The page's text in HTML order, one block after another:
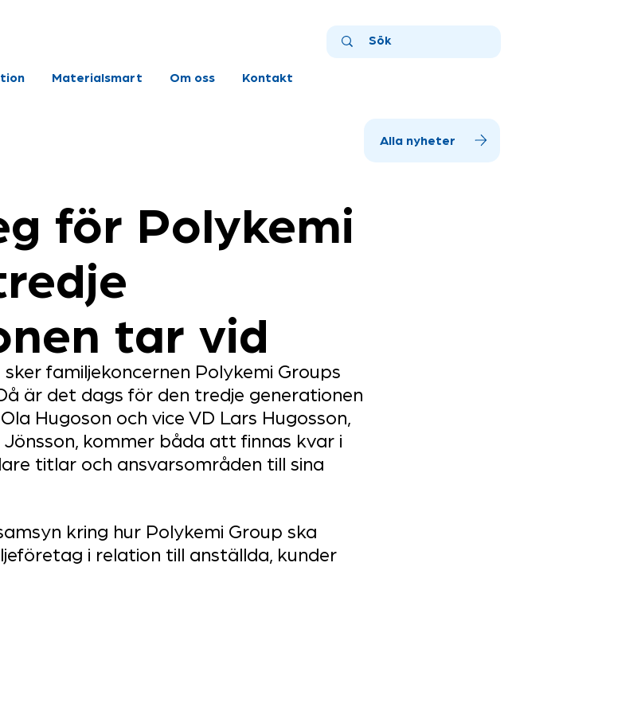
Materialsmart Om oss Kontakt
Alla nyheter
för Polykemi
tar vid
familjekoncernen Polykemi Groups
är det dags för den tredje generationen
Hugoson och vice VD Lars Hugosson,
kommer båda att finnas kvar i
titlar och ansvarsområden till sina
kring hur Polykemi Group ska
i relation till anställda, kunder